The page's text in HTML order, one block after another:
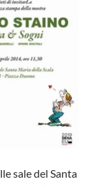
sale del Santa